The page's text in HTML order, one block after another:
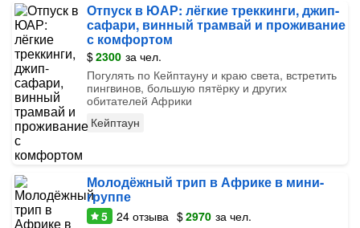
Отпуск в ЮАР: лёгкие треккинги, джип-
сафари, винный трамвай и проживание
с комфортом
$2300 за чел.
Погулять по Кейптауну и краю света, встретить
пингвинов, большую пятёрку и других
обитателей Африки
Кейптаун
Молодёжный трип в Африке в мини-
группе
5 24 отзыва $2970 за чел.